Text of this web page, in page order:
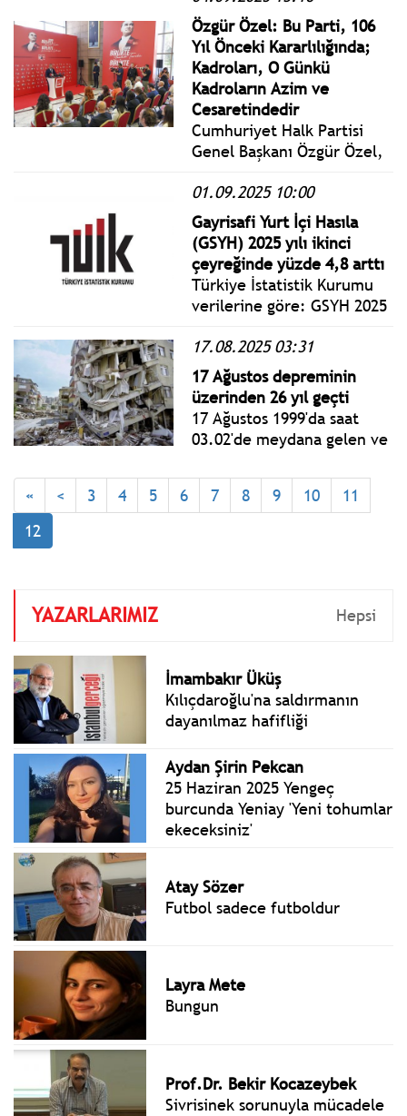
maruz kaldığı bu duruma
yönelik somut adım atılmak
bir yana, bu sistemi teşvik
eden mekanizmalar artıyor.
Özgür Özel: Bu Parti, 106
Yıl Önceki Kararlılığında;
Kadroları, O Günkü
Kadroların Azim ve
Cesaretindedir
Cumhuriyet Halk Partisi
Genel Başkanı Özgür Özel,
etkinliklerinin açılışına
katıldı.
01.09.2025 10:00
Gayrisafi Yurt İçi Hasıla
(GSYH) 2025 yılı ikinci
çeyreğinde yüzde 4,8 arttı
Türkiye İstatistik Kurumu
verilerine göre: GSYH 2025
tahmini; zincirlenmiş
hacim endeksi olarak, bir
önceki yılın aynı çeyreğine
göre %4,8 arttı.
17.08.2025 03:31
17 Ağustos depreminin
üzerinden 26 yıl geçti
17 Ağustos 1999'da saat
03.02'de meydana gelen ve
kaybettiği ''asrın felaketi''
olarak anılan büyük
« < 3 4 5 6 7 8 9 10
11
12
YAZARLARIMIZ Hepsi
İmambakır Üküş
Kılıçdaroğlu'na saldırmanın
dayanılmaz hafifliği
Aydan Şirin Pekcan
25 Haziran 2025 Yengeç
burcunda Yeniay 'Yeni tohumlar
ekeceksiniz'
Atay Sözer
Futbol sadece futboldur
Layra Mete
Bungun
Prof.Dr. Bekir Kocazeybek
Sivrisinek sorunuyla mücadele